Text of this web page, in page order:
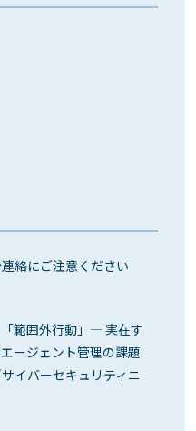
絡にご注意ください
範囲外行動」― 実在す
ージェント管理の課題
イバーセキュリティニ